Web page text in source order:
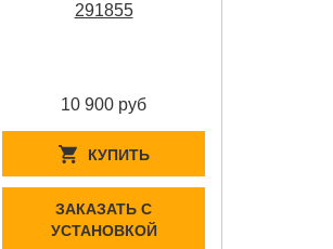
291855
10 900 руб
КУПИТЬ
ЗАКАЗАТЬ С
УСТАНОВКОЙ